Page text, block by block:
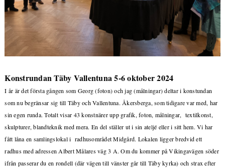
Konstrundan Täby Vallentuna 5-6 oktober 2024
I år är det första gången som Georg (foton) och jag (målningar) deltar i konstundan
som nu begränsar sig till Täby och Vallentuna. Åkersberga, som tidigare var med, har
sin egen runda. Totalt visar 43 konstnärer upp grafik, foton, målningar, textilkonst,
skulpturer, blandteknik med mera. En del ställer ut i sin ateljé eller i sitt hem. Vi har
fått låna en samlingslokal i radhusområdet Midgård. Lokalen ligger bredvid ett
radhus med adressen Albert Målares väg 3 A. Om du kommer på Vikingavägen söder
ifrån passerar du en rondell (där vägen till vänster går till Täby kyrka) och strax efter